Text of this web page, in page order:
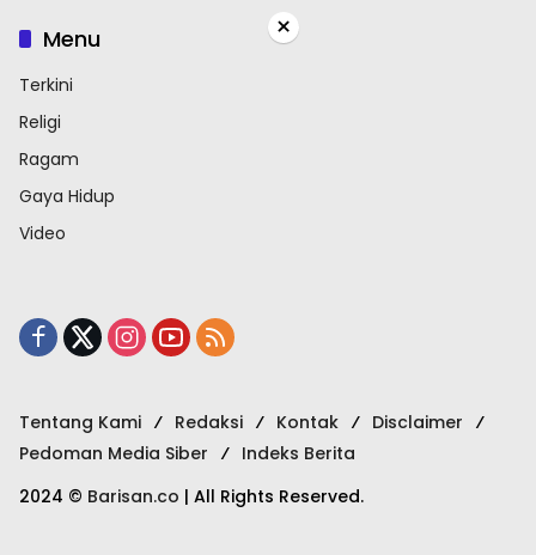
Menu
Terkini
Religi
Ragam
Gaya Hidup
Video
Tentang Kami Redaksi Kontak
Disclaimer
Pedoman Media Siber
Indeks Berita
2024 © Barisan.co | All Rights Reserved.
×